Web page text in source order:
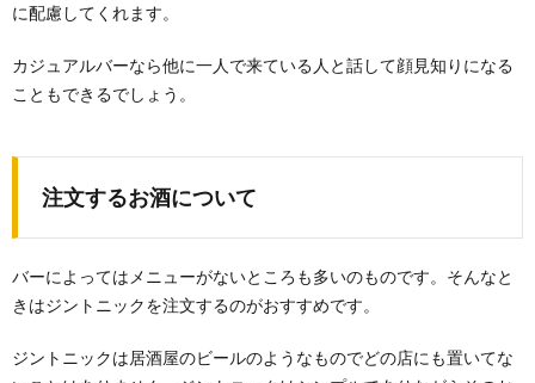
に配慮してくれます。
カジュアルバーなら他に一人で来ている人と話して顔見知りになる
こともできるでしょう。
注文するお酒について
バーによってはメニューがないところも多いのものです。そんなと
きはジントニックを注文するのがおすすめです。
ジントニックは居酒屋のビールのようなものでどの店にも置いてな